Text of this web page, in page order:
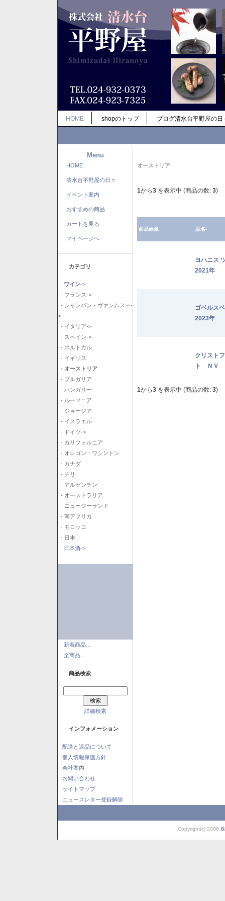
HOME shopのトップ ブログ清水台平野屋の日
Menu
HOME
清水台平野屋の日々
イベント案内
おすすめの商品
カートを見る
マイページへ
カテゴリ
ワイン->
- フランス->
- シャンパン・ヴァンムスー-
>
- イタリア->
- スペイン->
- ポルトガル
- イギリス
- オーストリア
- ブルガリア
- ハンガリー
- ルーマニア
- ジョージア
- イスラエル
- ドイツ->
- カリフォルニア
- オレゴン・ワシントン
- カナダ
- チリ
- アルゼンチン
- オーストラリア
- ニュージーランド
- 南アフリカ
- モロッコ
- 日本
日本酒->
新着商品...
全商品...
商品検索
詳細検索
インフォメーション
配送と返品について
個人情報保護方針
会社案内
お問い合わせ
サイトマップ
ニュースレター登録解除
オーストリア
1から3 を表示中 (商品の数: 3)
商品画像 品名-
ヨハニス
2021年
ゴベルス
2023年
クリスト
ト ＮＶ
1から3 を表示中 (商品の数: 3)
Copyright(c) 2008